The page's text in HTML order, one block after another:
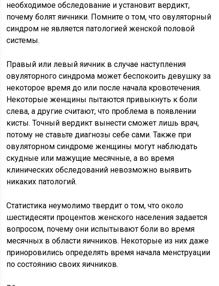
необходимое обследование и установит вердикт,
почему болят яичники. Помните о том, что овуляторный
синдром не является патологией женской половой
системы.
Правый или левый яичник в случае наступления
овуляторного синдрома может беспокоить девушку за
некоторое время до или после начала кровотечения.
Некоторые женщины пытаются привыкнуть к боли
слева, а другие считают, что проблема в появлении
кисты. Точный вердикт вынести сможет лишь врач,
потому не ставьте диагнозы себе сами. Также при
овуляторном синдроме женщины могут наблюдать
скудные или мажущие месячные, а во время
клинических обследований невозможно выявить
никаких патологий.
Статистика неумолимо твердит о том, что около
шестидесяти процентов женского населения задается
вопросом, почему они испытывают боли во время
месячных в области яичников. Некоторые из них даже
приноровились определять время начала менструации
по состоянию своих яичников.